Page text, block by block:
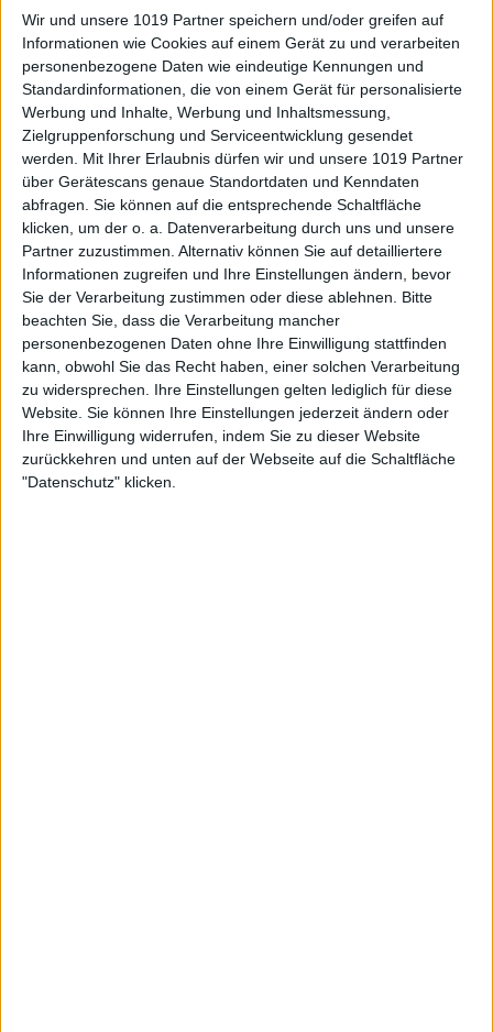
Wir und unsere 1019 Partner speichern und/oder greifen auf
Informationen wie Cookies auf einem Gerät zu und verarbeiten
personenbezogene Daten wie eindeutige Kennungen und
Standardinformationen, die von einem Gerät für personalisierte
Werbung und Inhalte, Werbung und Inhaltsmessung,
Zielgruppenforschung und Serviceentwicklung gesendet
werden.
Mit Ihrer Erlaubnis dürfen wir und unsere 1019 Partner
über Gerätescans genaue Standortdaten und Kenndaten
abfragen. Sie können auf die entsprechende Schaltfläche
klicken, um der o. a. Datenverarbeitung durch uns und unsere
Partner zuzustimmen. Alternativ können Sie auf detailliertere
Informationen zugreifen und Ihre Einstellungen ändern, bevor
Sie der Verarbeitung zustimmen oder diese ablehnen.
Bitte
beachten Sie, dass die Verarbeitung mancher
personenbezogenen Daten ohne Ihre Einwilligung stattfinden
kann, obwohl Sie das Recht haben, einer solchen Verarbeitung
zu widersprechen. Ihre Einstellungen gelten lediglich für diese
Website. Sie können Ihre Einstellungen jederzeit ändern oder
Ihre Einwilligung widerrufen, indem Sie zu dieser Website
zurückkehren und unten auf der Webseite auf die Schaltfläche
"Datenschutz" klicken.